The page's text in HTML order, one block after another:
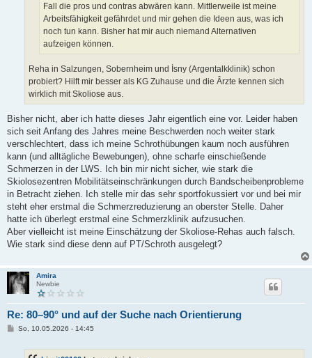
Fall die pros und contras abwären kann. Mittlerweile ist meine
Arbeitsfähigkeit gefährdet und mir gehen die Ideen aus, was ich
noch tun kann. Bisher hat mir auch niemand Alternativen
aufzeigen können.
Reha in Salzungen, Sobernheim und İsny (Argentalkklinik) schon
probiert? Hilft mir besser als KG Zuhause und die Ârzte kennen sich
wirklich mit Skoliose aus.
Bisher nicht, aber ich hatte dieses Jahr eigentlich eine vor. Leider haben
sich seit Anfang des Jahres meine Beschwerden noch weiter stark
verschlechtert, dass ich meine Schrothübungen kaum noch ausführen
kann (und alltägliche Bewebungen), ohne scharfe einschießende
Schmerzen in der LWS. Ich bin mir nicht sicher, wie stark die
Skiolosezentren Mobilitätseinschränkungen durch Bandscheibenprobleme
in Betracht ziehen. Ich stelle mir das sehr sportfokussiert vor und bei mir
steht eher erstmal die Schmerzreduzierung an oberster Stelle. Daher
hatte ich überlegt erstmal eine Schmerzklinik aufzusuchen.
Aber vielleicht ist meine Einschätzung der Skoliose-Rehas auch falsch.
Wie stark sind diese denn auf PT/Schroth ausgelegt?
Amira
Newbie
Re: 80–90° und auf der Suche nach Orientierung
BSo, 10.05.2026 - 14:45